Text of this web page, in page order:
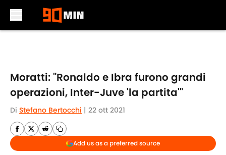
Moratti: "Ronaldo e Ibra furono grandi
operazioni, Inter-Juve 'la partita'"
Di Stefano Bertocchi | 22 ott 2021
Add us as a preferred source